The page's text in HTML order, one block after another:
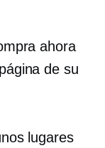
ahora
de su
lugares